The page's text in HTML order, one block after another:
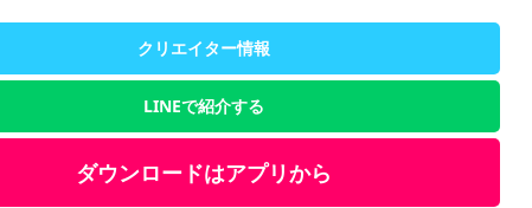
クリエイター情報
LINEで紹介する
ダウンロードはアプリから